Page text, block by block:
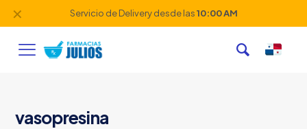
Servicio de Delivery desde las10:00 AM
✕
vasopresina